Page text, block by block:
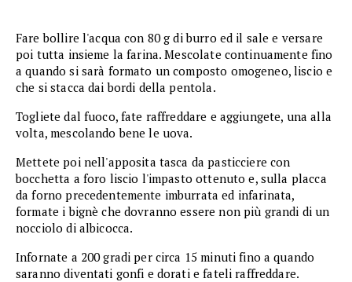
Fare bollire l'acqua con 80 g di burro ed il sale e versare
poi tutta insieme la farina. Mescolate continuamente fino
a quando si sarà formato un composto omogeneo, liscio e
che si stacca dai bordi della pentola.
Togliete dal fuoco, fate raffreddare e aggiungete, una alla
volta, mescolando bene le uova.
Mettete poi nell'apposita tasca da pasticciere con
bocchetta a foro liscio l'impasto ottenuto e, sulla placca
da forno precedentemente imburrata ed infarinata,
formate i bignè che dovranno essere non più grandi di un
nocciolo di albicocca.
Infornate a 200 gradi per circa 15 minuti fino a quando
saranno diventati gonfi e dorati e fateli raffreddare.